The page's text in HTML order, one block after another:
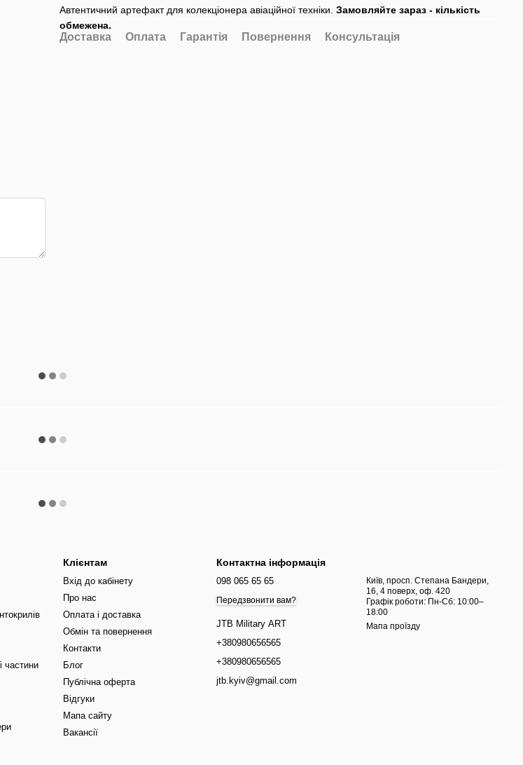
Автентичний артефакт для колекціонера авіаційної техніки. Замовляйте зараз - кількість
обмежена.
Доставка Оплата Гарантія Повернення Консультація
частини
Клієнтам
Вхід до кабінету
Про нас
Оплата і доставка
Обмін та повернення
Контакти
Блог
Публічна оферта
Відгуки
Мапа сайту
Вакансії
Контактна інформація
098 065 65 65
Передзвонити вам?
JTB Military ART
+380980656565
+380980656565
jtb.kyiv@gmail.com
Київ, просп. Степана Бандери,
16, 4 поверх, оф. 420
Графік роботи: Пн-Сб: 10:00–
18:00
Мапа проїзду